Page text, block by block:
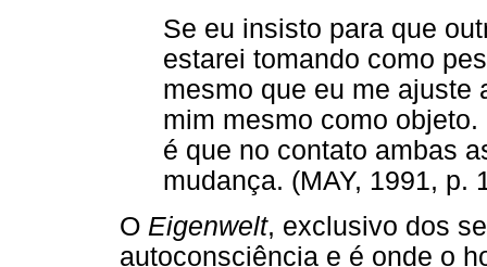
Se eu insisto para que
estarei tomando como
mesmo que eu me ajuste
mim mesmo como
é que no contato ambas
mudança. (MAY, 1991, p.
O Eigenwelt, exclusivo dos
autoconsciência e é onde o